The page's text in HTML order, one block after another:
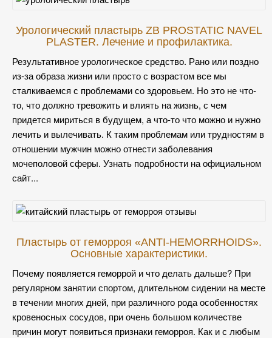
Урологический пластырь ZB PROSTATIC NAVEL
PLASTER. Лечение и профилактика.
Результативное урологическое средство. Рано или поздно
из-за образа жизни или просто с возрастом все мы
сталкиваемся с проблемами со здоровьем. Но это не что-
то, что должно тревожить и влиять на жизнь, с чем
придется мириться в будущем, а что-то что можно и нужно
лечить и вылечивать. К таким проблемам или трудностям в
отношении мужчин можно отнести заболевания
мочеполовой сферы. Узнать подробности на официальном
сайт...
Пластырь от геморроя «ANTI-HEMORRHOIDS».
Основные характеристики.
Почему появляется геморрой и что делать дальше? При
регулярном занятии спортом, длительном сидении на месте
в течении многих дней, при различного рода особенностях
кровеносных сосудов, при очень большом количестве
причин могут появиться признаки геморроя. Как и с любым